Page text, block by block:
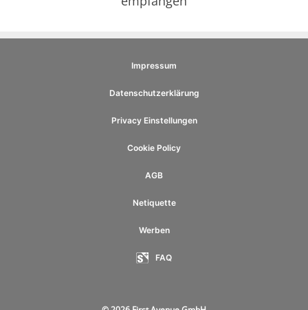
Impressum
Datenschutzerklärung
Privacy Einstellungen
Cookie Policy
AGB
Netiquette
Werben
FAQ